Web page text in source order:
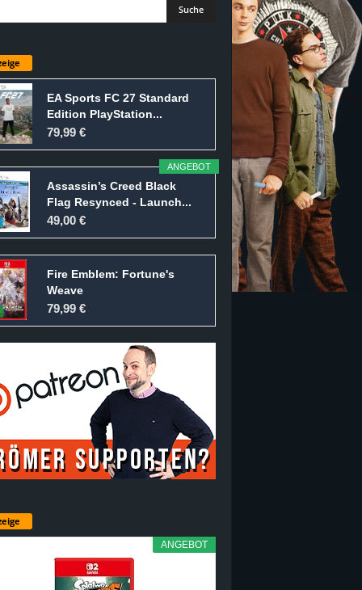
EA Sports FC 27 Standard
Edition PlayStation...
79,99 €
ANGEBOT
Assassin’s Creed Black
Flag Resynced - Launch...
49,00 €
Fire Emblem: Fortune's
Weave
79,99 €
ANGEBOT